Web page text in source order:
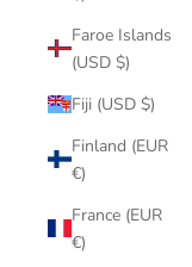
Faroe Islands
(USD $)
Fiji (USD $)
Finland (EUR
€)
France (EUR
€)